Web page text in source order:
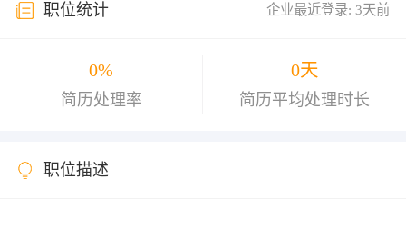
职位统计 企业最近登录: 3天前
0%
简历处理率
0天
简历平均处理时长
职位描述